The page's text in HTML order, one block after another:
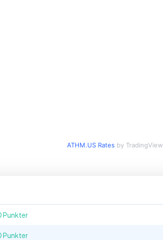
ATHM.US Rates by TradingView
Punkter
Punkter